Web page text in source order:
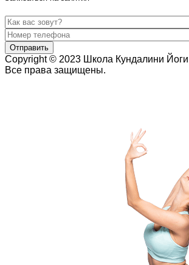
Copyright © 2023 Школа Кундалини Йоги
Все права защищены.